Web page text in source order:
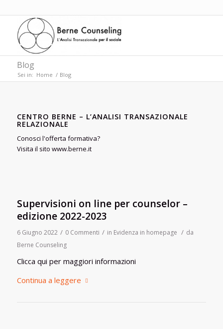
Blog
Sei in: Home / Blog
CENTRO BERNE – L’ANALISI TRANSAZIONALE
RELAZIONALE
Conosci l'offerta formativa?
Visita il sito www.berne.it
Supervisioni on line per counselor –
edizione 2022-2023
6 Giugno 2022 / 0 Commenti / in Evidenza in homepage / da
Berne Counseling
Clicca qui per maggiori informazioni
Continua a leggere